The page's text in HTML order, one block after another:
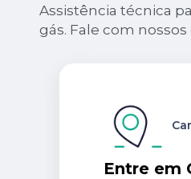
Assistência técnica
gás. Fale com nossos
Entre em